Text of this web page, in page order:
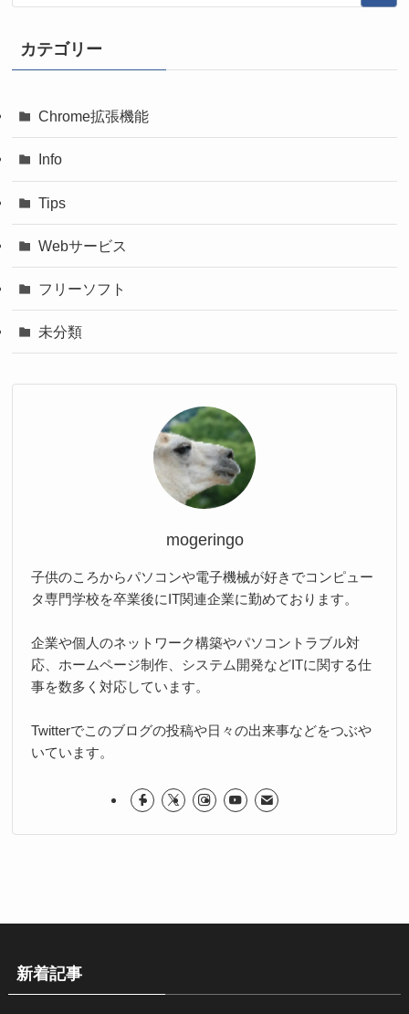
カテゴリー
Chrome拡張機能
Info
Tips
Webサービス
フリーソフト
未分類
mogeringo
子供のころからパソコンや電子機械が好きでコンピュー
タ専門学校を卒業後にIT関連企業に勤めております。
企業や個人のネットワーク構築やパソコントラブル対
応、ホームページ制作、システム開発などITに関する仕
事を数多く対応しています。
Twitterでこのブログの投稿や日々の出来事などをつぶや
いています。
新着記事